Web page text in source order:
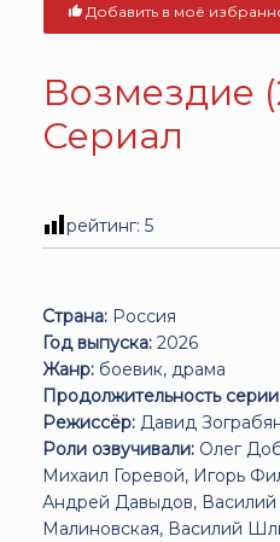
Добавить в моё
Возмездие
Сериал
рейтинг: 5
Страна: Россия
Год выпуска: 2026
Жанр: боевик, драма
Продолжительность
Режиссёр: Давид
Роли озвучивали: Олег
Михаил Горевой, Игорь
Андрей Давыдов,
Малиновская, Василий